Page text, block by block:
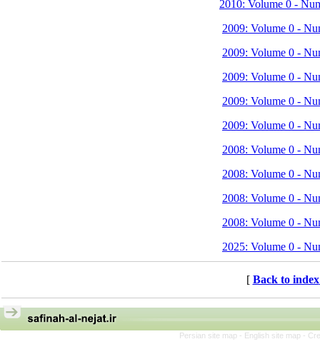
2010: Volume 0 -
2009: Volume 0 -
2009: Volume 0 -
2009: Volume 0 -
2009: Volume 0 -
2009: Volume 0 -
2008: Volume 0 -
2008: Volume 0 -
2008: Volume 0 -
2008: Volume 0 -
2025: Volume 0 -
[ Back to index
Persian site map - English site map -